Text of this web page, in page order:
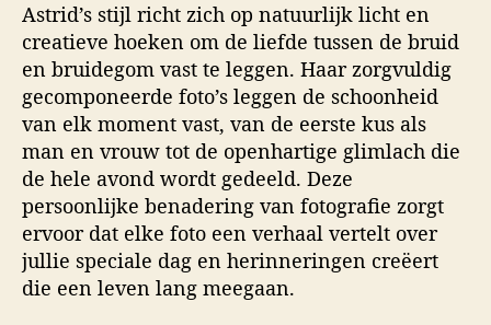
Astrid’s stijl richt zich op natuurlijk licht en
creatieve hoeken om de liefde tussen de bruid
en bruidegom vast te leggen. Haar zorgvuldig
gecomponeerde foto’s leggen de schoonheid
van elk moment vast, van de eerste kus als
man en vrouw tot de openhartige glimlach die
de hele avond wordt gedeeld. Deze
persoonlijke benadering van fotografie zorgt
ervoor dat elke foto een verhaal vertelt over
jullie speciale dag en herinneringen creëert
die een leven lang meegaan.